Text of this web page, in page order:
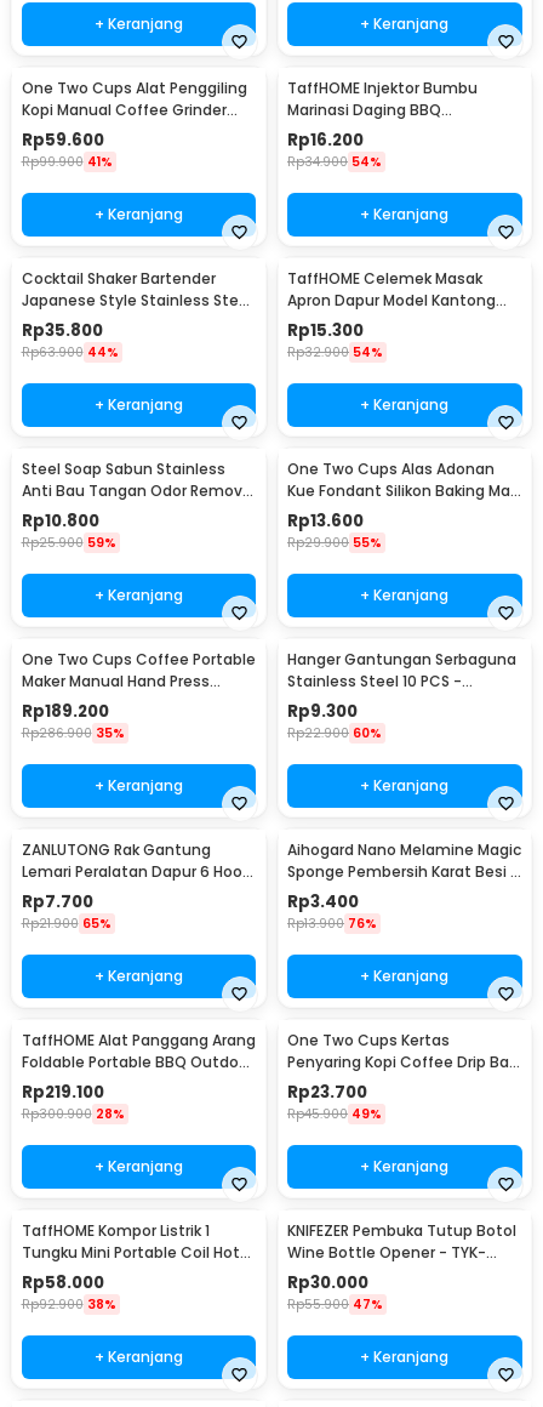
+ Keranjang + Keranjang
One Two Cups Alat Penggiling
Kopi Manual Coffee Grinder
Portable - WFCG9800
Rp59.600
Rp99.900 41%
+ Keranjang
TaffHOME Injektor Bumbu
Marinasi Daging BBQ
Seasoning Injector - HC117
Rp16.200
Rp34.900 54%
+ Keranjang
Cocktail Shaker Bartender
Japanese Style Stainless Steel
200ml
Rp35.800
Rp63.900 44%
+ Keranjang
TaffHOME Celemek Masak
Apron Dapur Model Kantong
Pola Spatula - JJ41
Rp15.300
Rp32.900 54%
+ Keranjang
Steel Soap Sabun Stainless
Anti Bau Tangan Odor Remove
- HW071
Rp10.800
Rp25.900 59%
+ Keranjang
One Two Cups Alas Adonan
Kue Fondant Silikon Baking Mat
Anti Slip - JJ3873
Rp13.600
Rp29.900 55%
+ Keranjang
One Two Cups Coffee Portable
Maker Manual Hand Press
Espresso 300ml - T35066
Rp189.200
Rp286.900 35%
+ Keranjang
Hanger Gantungan Serbaguna
Stainless Steel 10 PCS -
M127105
Rp9.300
Rp22.900 60%
+ Keranjang
ZANLUTONG Rak Gantung
Lemari Peralatan Dapur 6 Hook
Besi - 2137
Rp7.700
Rp21.900 65%
+ Keranjang
Aihogard Nano Melamine Magic
Sponge Pembersih Karat Besi -
CW62
Rp3.400
Rp13.900 76%
+ Keranjang
TaffHOME Alat Panggang Arang
Foldable Portable BBQ Outdoor
Grill Stove - HWSK77
Rp219.100
Rp300.900 28%
+ Keranjang
One Two Cups Kertas
Penyaring Kopi Coffee Drip Bag
Paper Filter 50PCS - T111
Rp23.700
Rp45.900 49%
+ Keranjang
TaffHOME Kompor Listrik 1
Tungku Mini Portable Coil Hot
Plate 500W - C1-1000-03
Rp58.000
Rp92.900 38%
+ Keranjang
KNIFEZER Pembuka Tutup Botol
Wine Bottle Opener - TYK-
074B
Rp30.000
Rp55.900 47%
+ Keranjang